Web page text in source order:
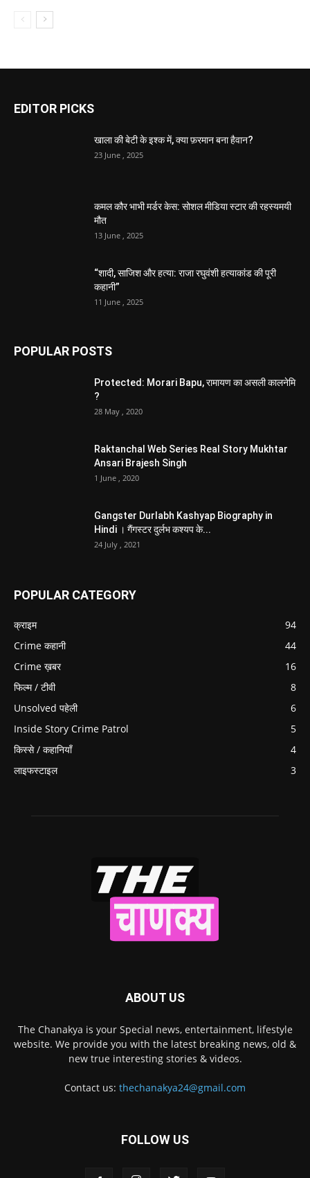
EDITOR PICKS
खाला की बेटी के इश्क में, क्या फ़रमान बना हैवान?
23 June , 2025
कमल कौर भाभी मर्डर केस: सोशल मीडिया स्टार की रहस्यमयी
मौत
13 June , 2025
“शादी, साजिश और हत्या: राजा रघुवंशी हत्याकांड की पूरी
कहानी”
11 June , 2025
POPULAR POSTS
Protected: Morari Bapu, रामायण का असली कालनेमि
?
28 May , 2020
Raktanchal Web Series Real Story Mukhtar
Ansari Brajesh Singh
1 June , 2020
Gangster Durlabh Kashyap Biography in
Hindi । गैंगस्टर दुर्लभ कश्यप के...
24 July , 2021
POPULAR CATEGORY
क्राइम
94
Crime कहानी
44
Crime ख़बर
16
फिल्म / टीवी
8
Unsolved पहेली
6
Inside Story Crime Patrol
5
किस्से / कहानियाँ
4
लाइफस्टाइल
3
ABOUT US
The Chanakya is your Special news, entertainment, lifestyle
website. We provide you with the latest breaking news, old &
new true interesting stories & videos.
Contact us: thechanakya24@gmail.com
FOLLOW US